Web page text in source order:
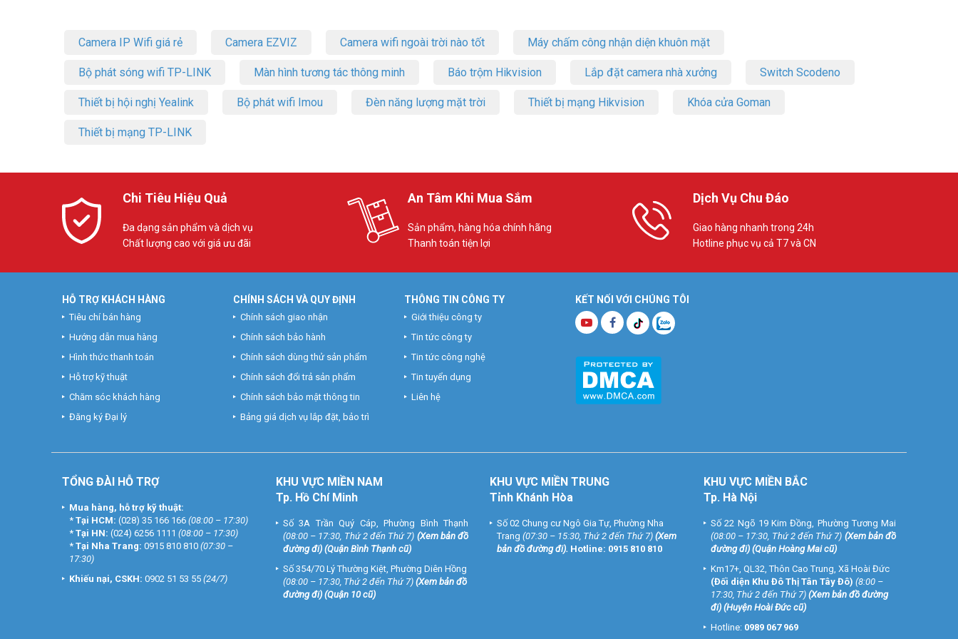
Camera IP Wifi giá rẻ Camera EZVIZ Camera wifi ngoài trời nào tốt Máy chấm công nhận diện khuôn mặt
Bộ phát sóng wifi TP-LINK Màn hình tương tác thông minh Báo trộm Hikvision Lắp đặt camera nhà xưởng Switch Scodeno
Thiết bị hội nghị Yealink Bộ phát wifi Imou Đèn năng lượng mặt trời Thiết bị mạng Hikvision Khóa cửa Goman
Thiết bị mạng TP-LINK
Chi Tiêu Hiệu Quả
Đa dạng sản phẩm và dịch vụ
Chất lượng cao với giá ưu đãi
An Tâm Khi Mua Sắm
Sản phẩm, hàng hóa chính hãng
Thanh toán tiện lợi
Dịch Vụ Chu Đáo
Giao hàng nhanh trong 24h
Hotline phục vụ cả T7 và CN
KẾT NỐI VỚI CHÚNG TÔI
HỖ TRỢ KHÁCH HÀNG
Tiêu chí bán hàng
Hướng dẫn mua hàng
Hình thức thanh toán
Hỗ trợ kỹ thuật
Chăm sóc khách hàng
Đăng ký Đại lý
CHÍNH SÁCH VÀ QUY ĐỊNH
Chính sách giao nhận
Chính sách bảo hành
Chính sách dùng thử sản phẩm
Chính sách đổi trả sản phẩm
Chính sách bảo mật thông tin
Bảng giá dịch vụ lắp đặt, bảo trì
THÔNG TIN CÔNG TY
Giới thiệu công ty
Tin tức công ty
Tin tức công nghệ
Tin tuyển dụng
Liên hệ
TỔNG ĐÀI HỖ TRỢ
Mua hàng, hỗ trợ kỹ thuật:
* Tại HCM: (028) 35 166 166 (08:00 – 17:30)
* Tại HN: (024) 6256 1111 (08:00 – 17:30)
* Tại Nha Trang: 0915 810 810 (07:30 –
17:30)
Khiếu nại, CSKH: 0902 51 53 55 (24/7)
KHU VỰC MIỀN NAM
Tp. Hồ Chí Minh
Số 3A Trần Quý Cáp, Phường Bình Thạnh
(08:00 – 17:30, Thứ 2 đến Thứ 7) (Xem bản đồ
đường đi) (Quận Bình Thạnh cũ)
Số 354/70 Lý Thường Kiệt, Phường Diên Hồng
(08:00 – 17:30, Thứ 2 đến Thứ 7) (Xem bản đồ
đường đi) (Quận 10 cũ)
KHU VỰC MIỀN TRUNG
Tỉnh Khánh Hòa
Số 02 Chung cư Ngô Gia Tự, Phường Nha
Trang (07:30 – 15:30, Thứ 2 đến Thứ 7) (Xem
bản đồ đường đi). Hotline: 0915 810 810
KHU VỰC MIỀN BẮC
Tp. Hà Nội
Số 22 Ngõ 19 Kim Đồng, Phường Tương Mai
(08:00 – 17:30, Thứ 2 đến Thứ 7) (Xem bản đồ
đường đi) (Quận Hoàng Mai cũ)
Km17+, QL32, Thôn Cao Trung, Xã Hoài Đức
(Đối diện Khu Đô Thị Tân Tây Đô) (8:00 –
17:30, Thứ 2 đến Thứ 7) (Xem bản đồ đường
đi) (Huyện Hoài Đức cũ)
Hotline: 0989 067 969